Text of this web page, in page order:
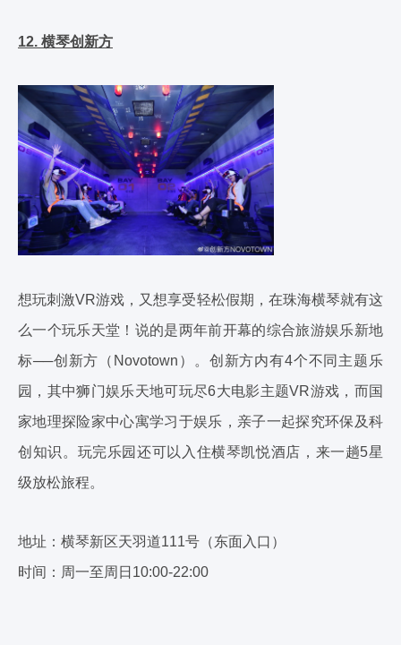
12. 横琴创新方
想玩刺激VR游戏，又想享受轻松假期，在珠海横琴就有这
么一个玩乐天堂！说的是两年前开幕的综合旅游娱乐新地
标──创新方（Novotown）。创新方内有4个不同主题乐
园，其中狮门娱乐天地可玩尽6大电影主题VR游戏，而国
家地理探险家中心寓学习于娱乐，亲子一起探究环保及科
创知识。玩完乐园还可以入住横琴凯悦酒店，来一趟5星
级放松旅程。
地址：横琴新区天羽道111号（东面入口）
时间：周一至周日10:00-22:00